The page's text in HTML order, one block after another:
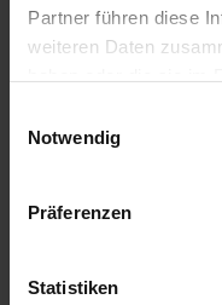
Partner führen diese
weiteren Daten
Notwendig
Präferenzen
Statistiken
814-
diesen Code
Irrtümer sind
Die
Identifizierung